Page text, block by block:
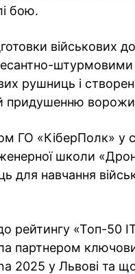
бою.
військових
штурмовими
рушниць і
придушенню
ГО «КіберПолк» у
школи
для навчання
рейтингу «Топ-50
партнером
2025 у Львові та